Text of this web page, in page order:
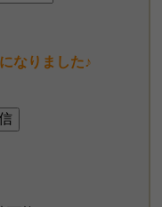
なりました♪